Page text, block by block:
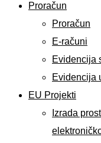
Proračun
Proračun
E-računi
Evidencija
Evidencija
EU Projekti
Izrada